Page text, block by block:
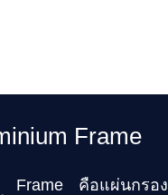
Frame
Frame คือแผ่นกรอง